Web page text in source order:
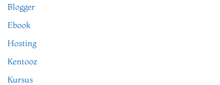
Blogger
Ebook
Hosting
Kentooz
Kursus